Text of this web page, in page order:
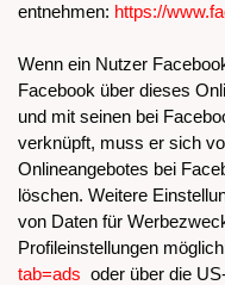
entnehmen: https://
Wenn ein Nutzer
Facebook über dieses
und mit seinen bei
verknüpft, muss er sich
Onlineangebotes bei
löschen. Weitere
von Daten für
Profileinstellungen
tab=ads oder über die